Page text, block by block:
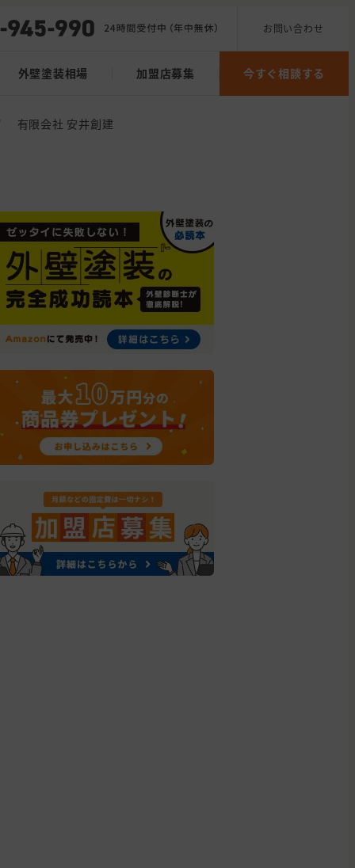
お問い合わせ
外壁塗装相場 加盟店募集 今すぐ相談する
有限会社 安井創建